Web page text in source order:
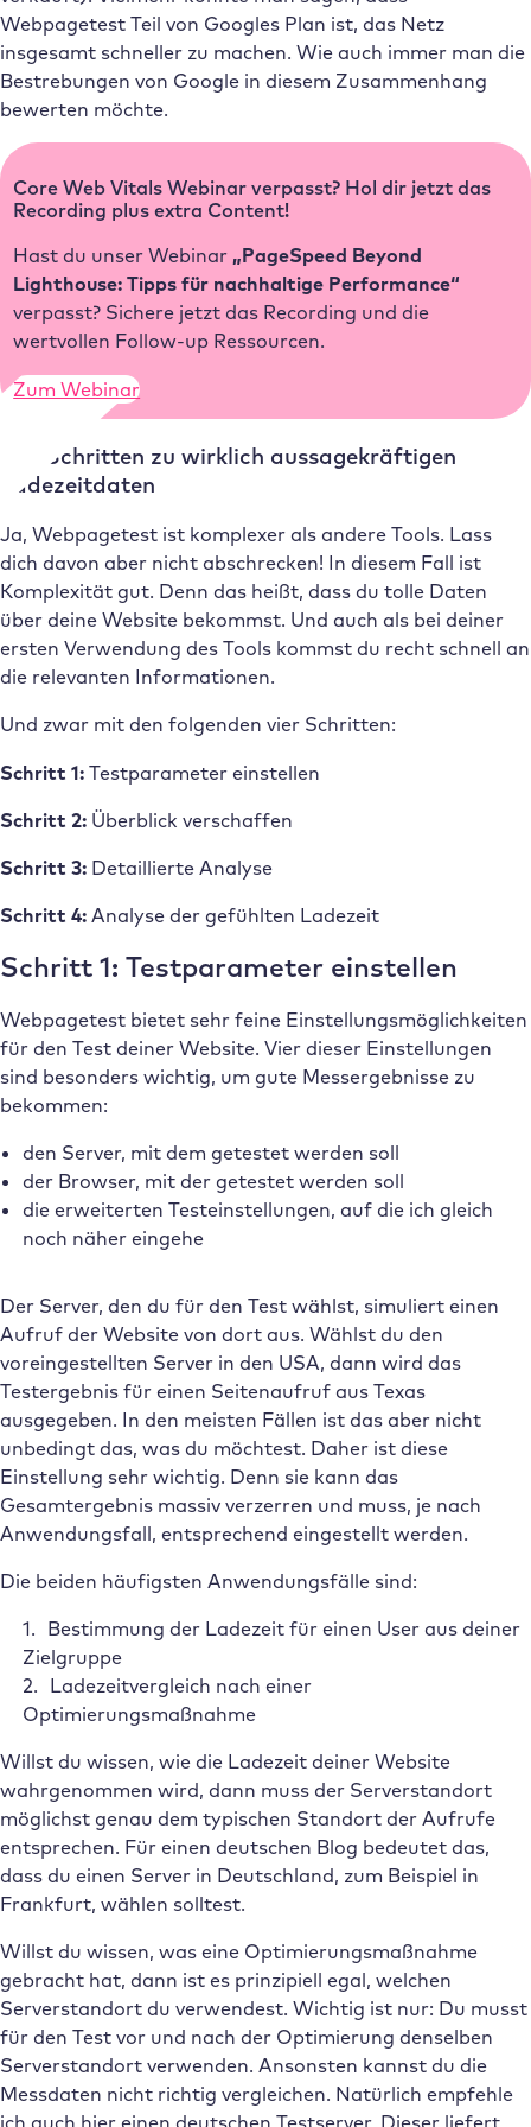
Webpagetest Teil von Googles Plan ist, das Netz
insgesamt schneller zu machen. Wie auch immer man die
Bestrebungen von Google in diesem Zusammenhang
bewerten möchte.
Core Web Vitals Webinar verpasst? Hol dir jetzt das
Recording plus extra Content!
Hast du unser Webinar „PageSpeed Beyond
Lighthouse: Tipps für nachhaltige Performance“
verpasst? Sichere jetzt das Recording und die
wertvollen Follow-up Ressourcen.
Zum Webinar
In 4 Schritten zu wirklich aussagekräftigen
Ladezeitdaten
Ja, Webpagetest ist komplexer als andere Tools. Lass
dich davon aber nicht abschrecken! In diesem Fall ist
Komplexität gut. Denn das heißt, dass du tolle Daten
über deine Website bekommst. Und auch als bei deiner
ersten Verwendung des Tools kommst du recht schnell an
die relevanten Informationen.
Und zwar mit den folgenden vier Schritten:
Schritt 1: Testparameter einstellen
Schritt 2: Überblick verschaffen
Schritt 3: Detaillierte Analyse
Schritt 4: Analyse der gefühlten Ladezeit
Schritt 1: Testparameter einstellen
Webpagetest bietet sehr feine Einstellungsmöglichkeiten
für den Test deiner Website. Vier dieser Einstellungen
sind besonders wichtig, um gute Messergebnisse zu
bekommen:
den Server, mit dem getestet werden soll
der Browser, mit der getestet werden soll
die erweiterten Testeinstellungen, auf die ich gleich
noch näher eingehe
Der Server, den du für den Test wählst, simuliert einen
Aufruf der Website von dort aus. Wählst du den
voreingestellten Server in den USA, dann wird das
Testergebnis für einen Seitenaufruf aus Texas
ausgegeben. In den meisten Fällen ist das aber nicht
unbedingt das, was du möchtest. Daher ist diese
Einstellung sehr wichtig. Denn sie kann das
Gesamtergebnis massiv verzerren und muss, je nach
Anwendungsfall, entsprechend eingestellt werden.
Die beiden häufigsten Anwendungsfälle sind:
Bestimmung der Ladezeit für einen User aus deiner
Zielgruppe
Ladezeitvergleich nach einer
Optimierungsmaßnahme
Willst du wissen, wie die Ladezeit deiner Website
wahrgenommen wird, dann muss der Serverstandort
möglichst genau dem typischen Standort der Aufrufe
entsprechen. Für einen deutschen Blog bedeutet das,
dass du einen Server in Deutschland, zum Beispiel in
Frankfurt, wählen solltest.
Willst du wissen, was eine Optimierungsmaßnahme
gebracht hat, dann ist es prinzipiell egal, welchen
Serverstandort du verwendest. Wichtig ist nur: Du musst
für den Test vor und nach der Optimierung denselben
Serverstandort verwenden. Ansonsten kannst du die
Messdaten nicht richtig vergleichen. Natürlich empfehle